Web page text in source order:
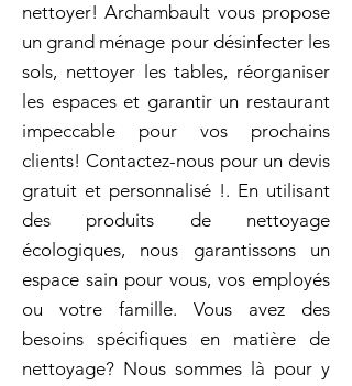
nettoyer! Archambault vous propose
un grand ménage pour désinfecter les
sols, nettoyer les tables, réorganiser
les espaces et garantir un restaurant
impeccable pour vos prochains
clients! Contactez-nous pour un devis
gratuit et personnalisé !. En utilisant
des produits de nettoyage
écologiques, nous garantissons un
espace sain pour vous, vos employés
ou votre famille. Vous avez des
besoins spécifiques en matière de
nettoyage? Nous sommes là pour y